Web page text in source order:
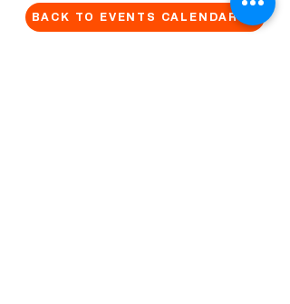
BACK TO EVENTS CALENDAR →